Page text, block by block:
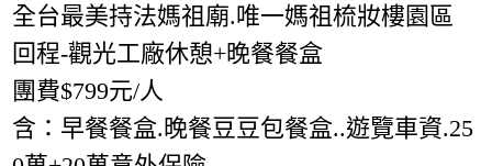
全台最美持法媽祖廟.唯一媽祖梳妝樓園區
回程-觀光工廠休憩+晚餐餐盒
團費$799元/人
含：早餐餐盒.晚餐豆豆包餐盒..遊覽車資.25